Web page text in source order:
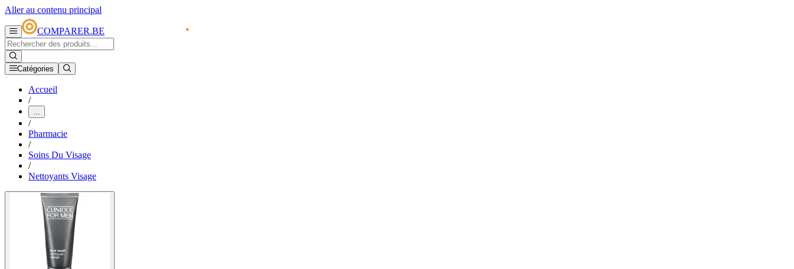
Aller au contenu principal
COMPARER.BE
Catégories
Accueil
/
...
/
Pharmacie
/
Soins Du Visage
/
Nettoyants Visage